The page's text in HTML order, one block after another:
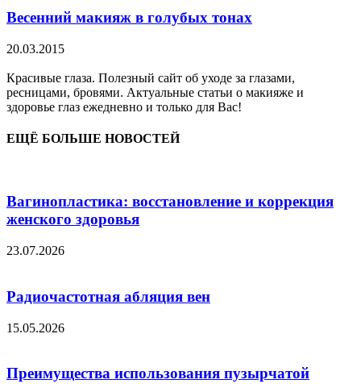
Весенний макияж в голубых тонах
20.03.2015
Красивые глаза. Полезный сайт об уходе за глазами,
ресницами, бровями. Актуальные статьи о макияже и
здоровье глаз ежедневно и только для Вас!
ЕЩЁ БОЛЬШЕ НОВОСТЕЙ
Вагинопластика: восстановление и коррекция
женского здоровья
23.07.2026
Радиочастотная абляция вен
15.05.2026
Преимущества использования пузырчатой